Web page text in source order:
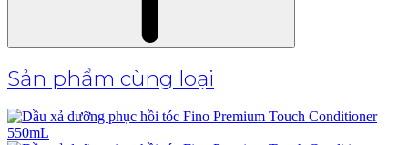
Sản phẩm cùng loại